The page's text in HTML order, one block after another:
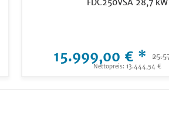
FDC250VSA 28,7 kW
15.999,00 € *
Nettopreis: 13.444,54 €